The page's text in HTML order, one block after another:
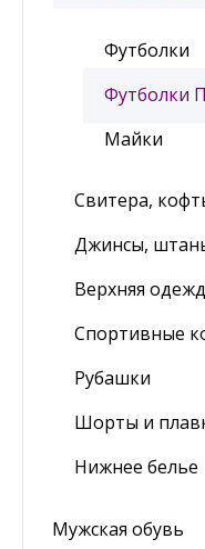
Футболки
Футболки
Майки
Свитера,
Джинсы,
Верхняя
Спортивные
Рубашки
Шорты и
Нижнее белье
Мужская обувь